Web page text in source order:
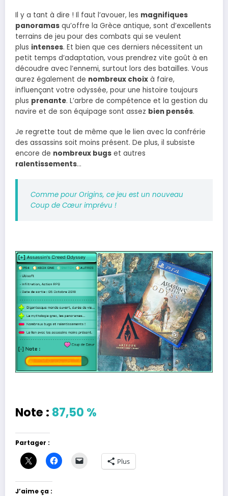
Il y a tant à dire ! Il faut l’avouer, les magnifiques
panoramas qu’offre la Grèce antique, sont d’excellents
terrains de jeu pour des combats qui se veulent
plus intenses. Et bien que ces derniers nécessitent un
petit temps d’adaptation, vous prendrez vite goût à en
découdre avec l’ennemi, surtout lors des batailles. Vous
aurez également de nombreux choix à faire,
influençant votre odyssée, pour une histoire toujours
plus prenante. L’arbre de compétence et la gestion du
navire et de son équipage sont assez bien pensés.
Je regrette tout de même que le lien avec la confrérie
des assassins soit moins présent. De plus, il subsiste
encore de nombreux bugs et autres
ralentissements…
Comme pour Origins, ce jeu est un nouveau
Coup de Cœur imprévu !
Note : 87,50 %
Partager :
Plus
J’aime ça :